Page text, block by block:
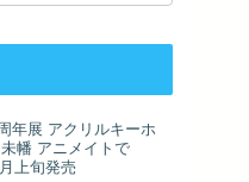
年展 アクリルキーホ
幡 アニメイトで
上旬発売